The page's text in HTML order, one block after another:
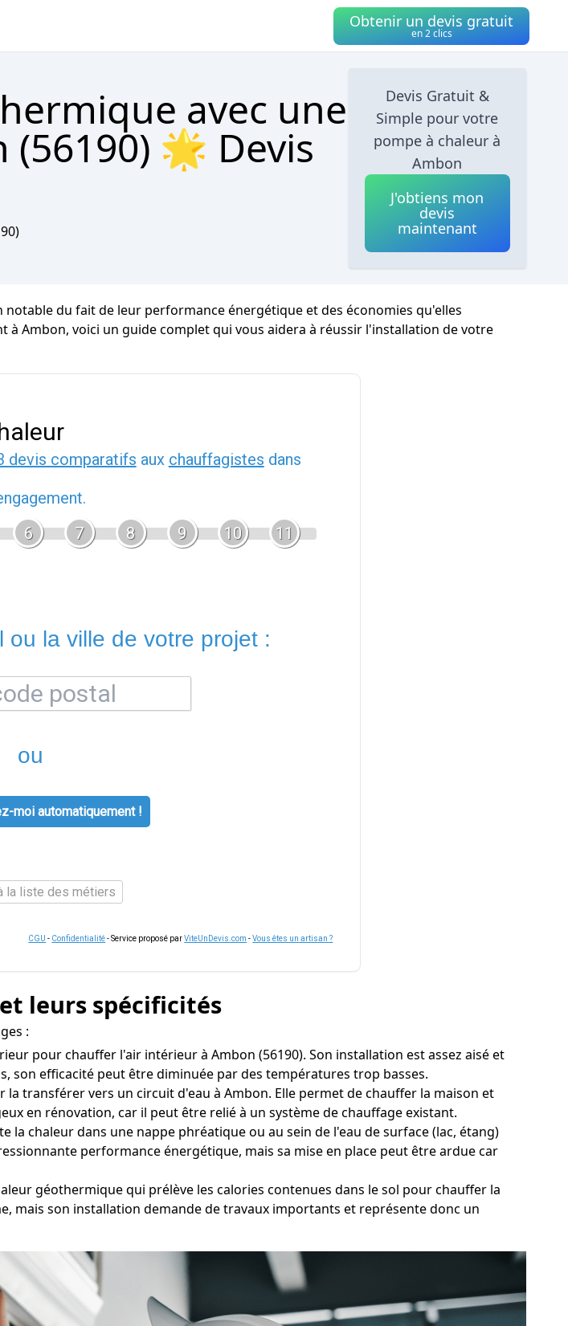
Obtenir un devis gratuit
en 2 clics
avec une
🌟 Devis
Devis Gratuit &
Simple pour votre
pompe à chaleur à
Ambon
J'obtiens mon
devis
maintenant
du fait de leur performance énergétique et des économies qu'elles
Ambon, voici un guide complet qui vous aidera à réussir l'installation de votre
devis comparatifs aux chauffagistes dans
6 7 8 9 10 11
ou la ville de votre projet :
ou
moi automatiquement !
la liste des métiers
CGU - Confidentialité- Service proposé parViteUnDevis.com -Vous êtes un artisan ?
leurs spécificités
:
pour chauffer l'air intérieur à Ambon (56190). Son installation est assez aisé et
son efficacité peut être diminuée par des températures trop basses.
la transférer vers un circuit d'eau à Ambon. Elle permet de chauffer la maison et
en rénovation, car il peut être relié à un système de chauffage existant.
la chaleur dans une nappe phréatique ou au sein de l'eau de surface (lac, étang)
performance énergétique, mais sa mise en place peut être ardue car
géothermique qui prélève les calories contenues dans le sol pour chauffer la
mais son installation demande de travaux importants et représente donc un